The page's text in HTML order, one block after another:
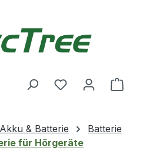
Du hast 0
Akku & Batterie
Batterie
für Hörgeräte